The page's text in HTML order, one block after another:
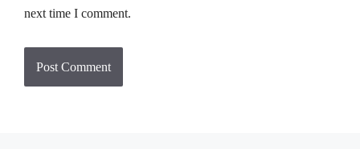
next time I comment.